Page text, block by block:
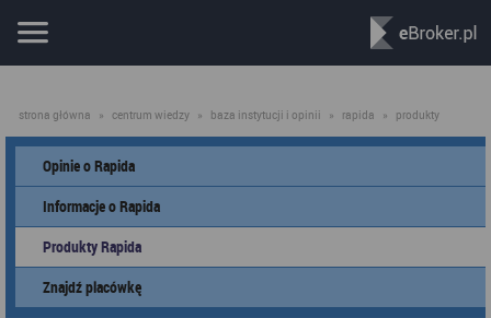
strona główna » centrum wiedzy » baza instytucji i opinii » rapida » produkty
Opinie o Rapida
Informacje o Rapida
Produkty Rapida
Znajdź placówkę